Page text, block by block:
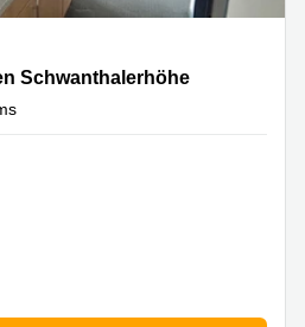
Schwanthalerhöhe
Schwanthalerhöhe